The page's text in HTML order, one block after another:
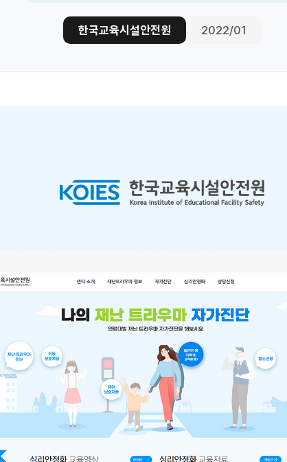
한국교육시설안전원 2022/01